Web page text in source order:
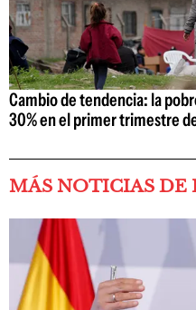
Cambio de tendencia: la
30% en el primer trimestre
MÁS NOTICIAS DE